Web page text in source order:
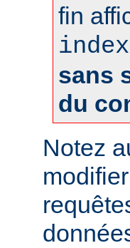
fin
sans
du
Notez